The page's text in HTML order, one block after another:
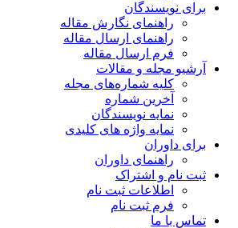
برای نویسندگان
راهنمای نگارش مقاله
راهنمای ارسال مقاله
فرم ارسال مقاله
آرشیو مجله و مقالات
کلیه شماره‌های مجله
آخرین شماره
نمایه نویسندگان
نمایه واژه های کلیدی
برای داوران
راهنمای داوران
ثبت نام و اشتراک
اطلاعات ثبت نام
فرم ثبت نام
تماس با ما